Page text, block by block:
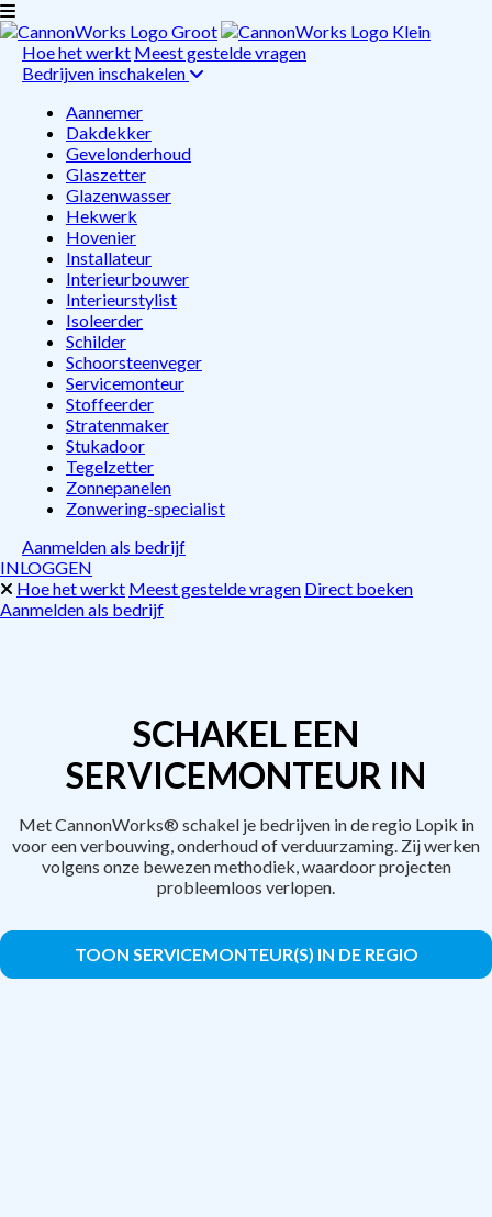
Hoe het werkt Meest gestelde vragen
Bedrijven inschakelen
Aannemer
Dakdekker
Gevelonderhoud
Glaszetter
Glazenwasser
Hekwerk
Hovenier
Installateur
Interieurbouwer
Interieurstylist
Isoleerder
Schilder
Schoorsteenveger
Servicemonteur
Stoffeerder
Stratenmaker
Stukadoor
Tegelzetter
Zonnepanelen
Zonwering-specialist
Aanmelden als bedrijf
INLOGGEN
Hoe het werkt Meest gestelde vragen Direct boeken
Aanmelden als bedrijf
SCHAKEL EEN
SERVICEMONTEUR IN
Met CannonWorks® schakel je bedrijven in de regio Lopik in
voor een verbouwing, onderhoud of verduurzaming. Zij werken
volgens onze bewezen methodiek, waardoor projecten
probleemloos verlopen.
TOON SERVICEMONTEUR(S) IN DE REGIO